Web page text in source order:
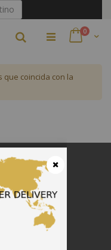
Cart
0
Buscar
coincida con la